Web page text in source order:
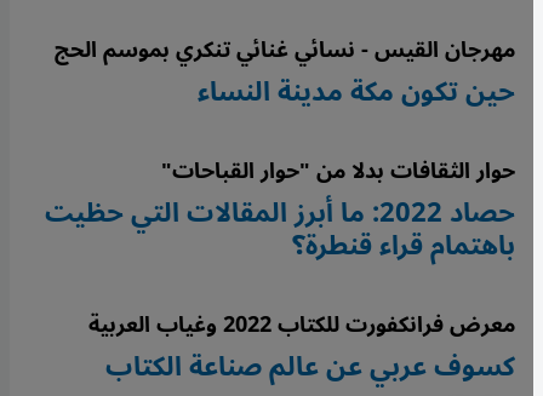
مهرجان القيس - نسائي غنائي تنكري بموسم الحج
حين تكون مكة مدينة النساء
حوار الثقافات بدلا من "حوار القباحات"
حصاد 2022: ما أبرز المقالات التي حظيت
باهتمام قراء قنطرة؟
معرض فرانكفورت للكتاب 2022 وغياب العربية
كسوف عربي عن عالم صناعة الكتاب